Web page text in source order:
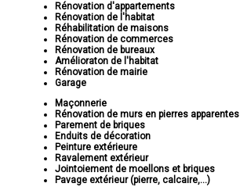
Rénovation d'appartements
Rénovation de l'habitat
Réhabilitation de maisons
Rénovation de commerces
Rénovation de bureaux
Amélioraton de l'habitat
Rénovation de mairie
Garage
Maçonnerie
Rénovation de murs en pierres apparentes
Parement de briques
Enduits de décoration
Peinture extérieure
Ravalement extérieur
Jointoiement de moellons et briques
Pavage extérieur (pierre, calcaire,...)